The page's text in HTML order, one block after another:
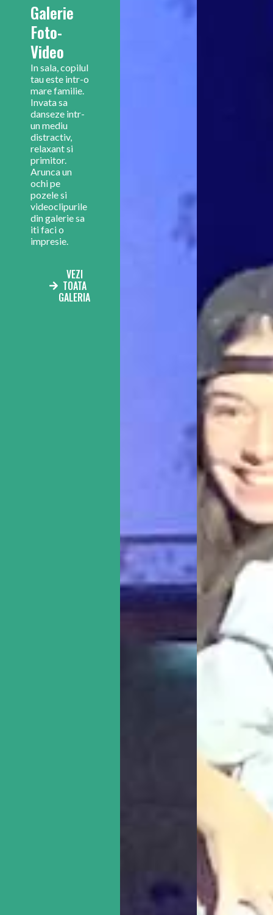
Galerie
Foto-
Video
In sala, copilul
tau este intr-o
mare familie.
Invata sa
danseze intr-
un mediu
distractiv,
relaxant si
primitor.
Arunca un
ochi pe
pozele si
videoclipurile
din galerie sa
iti faci o
impresie.
VEZI
TOATA
GALERIA